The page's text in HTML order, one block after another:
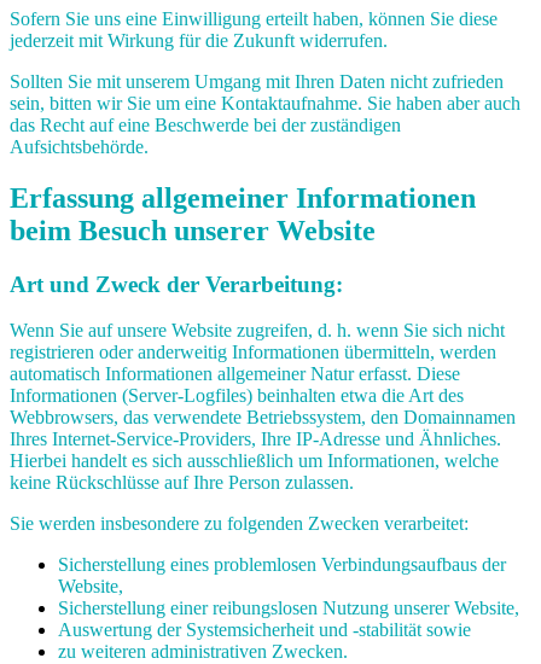
Sofern Sie uns eine Einwilligung erteilt haben, können Sie diese
jederzeit mit Wirkung für die Zukunft widerrufen.
Sollten Sie mit unserem Umgang mit Ihren Daten nicht zufrieden
sein, bitten wir Sie um eine Kontaktaufnahme. Sie haben aber auch
das Recht auf eine Beschwerde bei der zuständigen
Aufsichtsbehörde.
Erfassung allgemeiner Informationen
beim Besuch unserer Website
Art und Zweck der Verarbeitung:
Wenn Sie auf unsere Website zugreifen, d. h. wenn Sie sich nicht
registrieren oder anderweitig Informationen übermitteln, werden
automatisch Informationen allgemeiner Natur erfasst. Diese
Informationen (Server-Logfiles) beinhalten etwa die Art des
Webbrowsers, das verwendete Betriebssystem, den Domainnamen
Ihres Internet-Service-Providers, Ihre IP-Adresse und Ähnliches.
Hierbei handelt es sich ausschließlich um Informationen, welche
keine Rückschlüsse auf Ihre Person zulassen.
Sie werden insbesondere zu folgenden Zwecken verarbeitet:
Sicherstellung eines problemlosen Verbindungsaufbaus der
Website,
Sicherstellung einer reibungslosen Nutzung unserer Website,
Auswertung der Systemsicherheit und -stabilität sowie
zu weiteren administrativen Zwecken.